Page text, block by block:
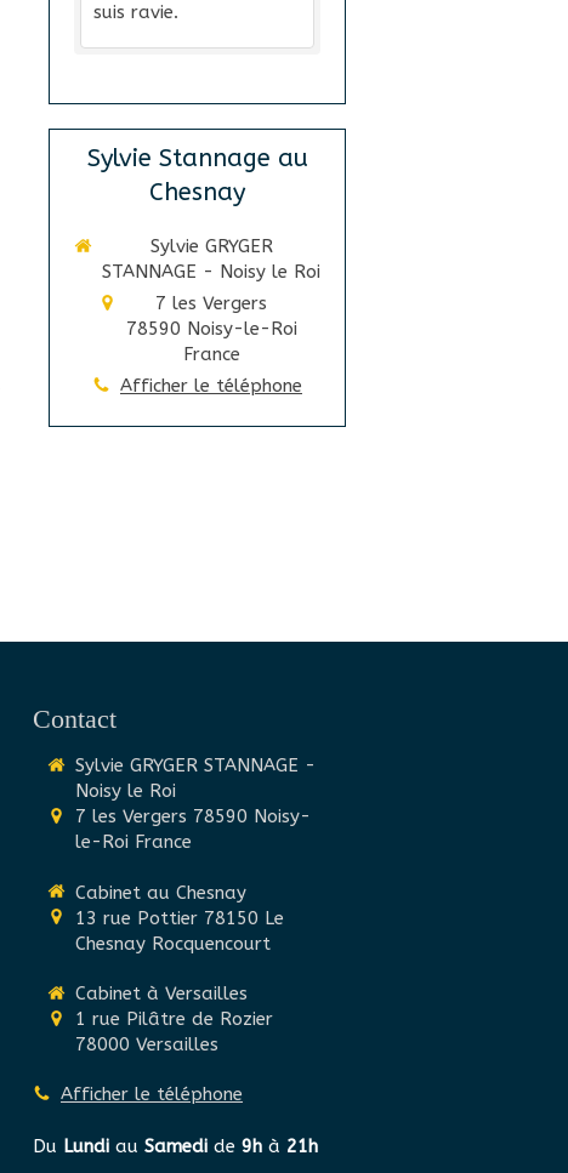
suis ravie.
Sylvie Stannage au
Chesnay
Sylvie GRYGER
STANNAGE - Noisy le Roi
7 les Vergers
78590 Noisy-le-Roi
France
Afficher le téléphone
Contact
Sylvie GRYGER STANNAGE -
Noisy le Roi
7 les Vergers 78590 Noisy-
le-Roi France
Cabinet au Chesnay
13 rue Pottier 78150 Le
Chesnay Rocquencourt
Cabinet à Versailles
1 rue Pilâtre de Rozier
78000 Versailles
Afficher le téléphone
Du Lundi au Samedi de 9h à 21h